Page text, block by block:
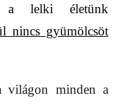
lelki életünk
nincs gyümölcsöt
világon minden a